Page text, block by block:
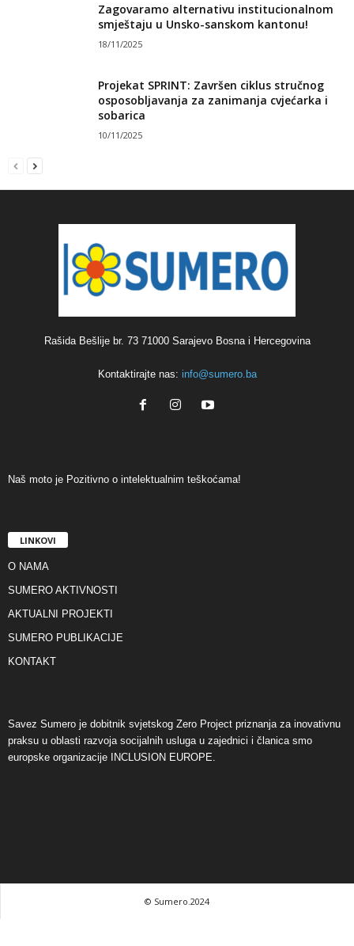
Zagovaramo alternativu institucionalnom
smještaju u Unsko-sanskom kantonu!
18/11/2025
Projekat SPRINT: Završen ciklus stručnog
osposobljavanja za zanimanja cvjećarka i
sobarica
10/11/2025
Rašida Bešlije br. 73 71000 Sarajevo Bosna i Hercegovina
Kontaktirajte nas: info@sumero.ba
Naš moto je Pozitivno o intelektualnim teškoćama!
LINKOVI
O NAMA
SUMERO AKTIVNOSTI
AKTUALNI PROJEKTI
SUMERO PUBLIKACIJE
KONTAKT
Savez Sumero je dobitnik svjetskog Zero Project priznanja za inovativnu
praksu u oblasti razvoja socijalnih usluga u zajednici i članica smo
europske organizacije INCLUSION EUROPE.
© Sumero.2024